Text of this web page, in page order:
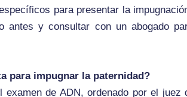
para presentar la
antes y consultar con un abogado
para impugnar la paternidad?
examen de ADN, ordenado por el